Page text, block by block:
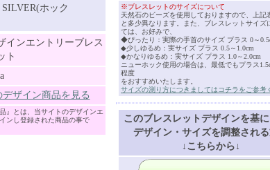
ホック
インエントリーブレス
ト
ザイン商品を見る
』とは、当サイトのデザインエ
ンし登録された商品の事で
※ブレスレットのサイズについて
天然石のビーズを使用しておりますので、上記
と多少異なります。また、ブレスレットサイズ
ては、お好みで、
◆ぴったり：実際の手首のサイズ プラス 0～
◆少しゆるめ：実サイズ プラス 0.5～1.0cm
◆かなりゆるめ：実サイズ プラス 1.0～2.0cm
ニューホック使用の場合は、最低でもプラス
程度
をおすすめいたします。
サイズの測り方につきましてはコチラをご参考
このブレスレットデザインを基
デザイン・サイズを調整され
↓こちらから↓